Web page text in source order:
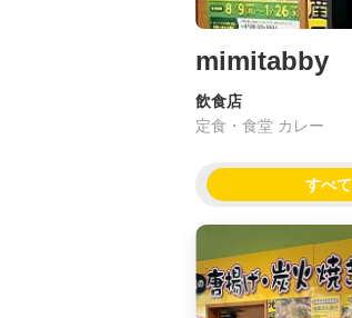
mimitabby
飲食店
定食・食堂 カレー
すべて